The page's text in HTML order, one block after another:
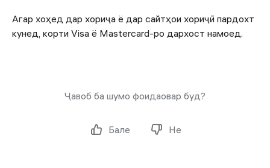
Агар хоҳед дар хориҷа ё дар сайтҳои хориҷӣ пардохт
кунед, корти Visa ё Mastercard-ро дархост намоед.
Ҷавоб ба шумо фоидаовар буд?
Бале Не